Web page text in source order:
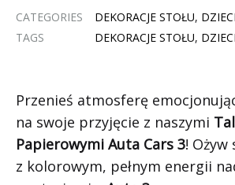
CATEGORIES DEKORACJE STOŁU, DZIECI
TAGS
DEKORACJE STOŁU, DZIECI
Przenieś atmosferę
na swoje przyjęcie z naszymi
Papierowymi Auta Cars 3!
z kolorowym, pełnym energii